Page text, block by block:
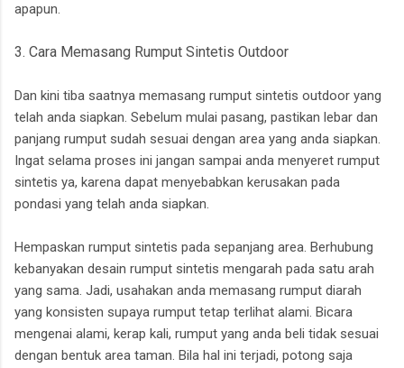
apapun.
3. Cara Memasang Rumput Sintetis Outdoor
Dan kini tiba saatnya memasang rumput sintetis outdoor yang
telah anda siapkan. Sebelum mulai pasang, pastikan lebar dan
panjang rumput sudah sesuai dengan area yang anda siapkan.
Ingat selama proses ini jangan sampai anda menyeret rumput
sintetis ya, karena dapat menyebabkan kerusakan pada
pondasi yang telah anda siapkan.
Hempaskan rumput sintetis pada sepanjang area. Berhubung
kebanyakan desain rumput sintetis mengarah pada satu arah
yang sama. Jadi, usahakan anda memasang rumput diarah
yang konsisten supaya rumput tetap terlihat alami. Bicara
mengenai alami, kerap kali, rumput yang anda beli tidak sesuai
dengan bentuk area taman. Bila hal ini terjadi, potong saja